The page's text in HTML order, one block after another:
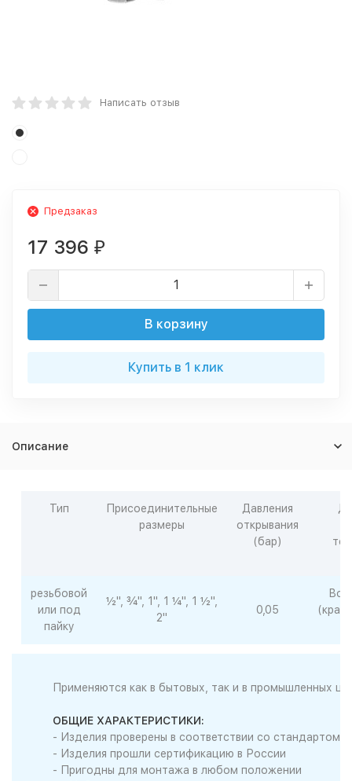
Написать отзыв
Предзаказ
17 396 ₽
В корзину
Купить в 1 клик
Описание
Тип
Присоединительные
размеры
Давления
открывания
(бар)
резьбовой
или под
пайку
½", ¾", 1", 1 ¼", 1 ½",
2"
0,05
Применяются как в бытовых, так и в промышленных
ОБЩИЕ ХАРАКТЕРИСТИКИ:
- Изделия проверены в соответствии со стандартом
- Изделия прошли сертификацию в России
- Пригодны для монтажа в любом положении